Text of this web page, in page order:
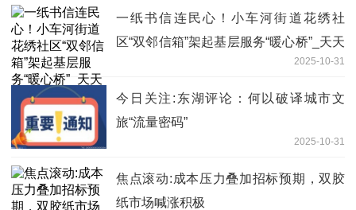
一纸书信连民心！小车河街道花绣社
区“双邻信箱”架起基层服务“暖心桥”_天天
2025-10-31
今日关注:东湖评论：何以破译城市文
旅“流量密码”
2025-10-31
焦点滚动:成本压力叠加招标预期，双胶
纸市场喊涨积极